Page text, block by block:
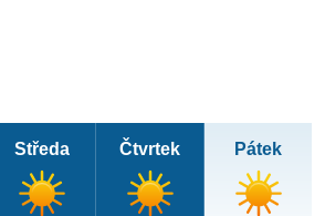
Středa Čtvrtek Pátek